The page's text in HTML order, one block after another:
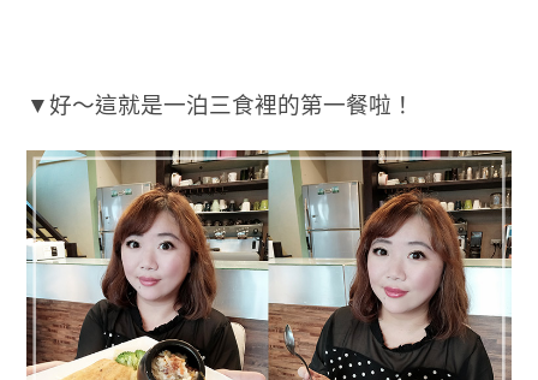
▼好～這就是一泊三食裡的第一餐啦！